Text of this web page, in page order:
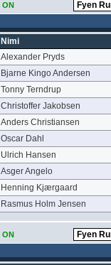
ON
Nimi
Alexander Pryds
Bjarne Kingo Andersen
Tonny Terndrup
Christoffer Jakobsen
Anders Christiansen
Oscar Dahl
Ulrich Hansen
Asger Angelo
Henning Kjærgaard
Rasmus Holm Jensen
ON